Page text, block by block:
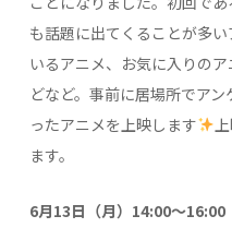
も話題に出てくることが多
いるアニメ、お気に入りの
どなど。事前に居場所でア
ったアニメを上映します
ます。
6月13日（月）14:00～